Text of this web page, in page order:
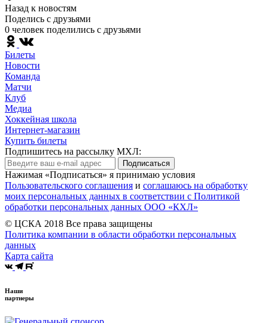
Назад к новостям
Поделись c друзьями
0 человек поделились c друзьями
Билеты
Новости
Команда
Матчи
Клуб
Медиа
Хоккейная школа
Интернет-магазин
Купить билеты
Подпишитесь на рассылку МХЛ:
Подписаться
Нажимая «Подписаться» я принимаю условия
Пользовательского соглашения и соглашаюсь на обработку
моих персональных данных в соответствии с Политикой
обработки персональных данных ООО «КХЛ»
© ЦСКА 2018 Все права защищены
Политика компании в области обработки персональных
данных
Карта сайта
Наши
партнеры